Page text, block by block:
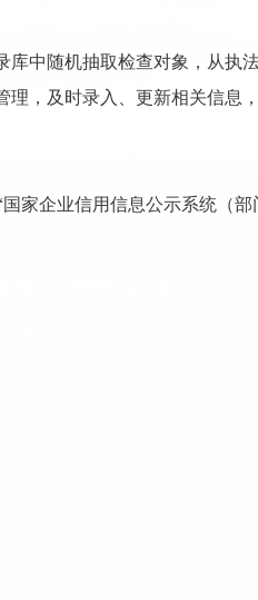
库中随机抽取检查对象，从执
理，及时录入、更新相关信息
家企业信用信息公示系统（部